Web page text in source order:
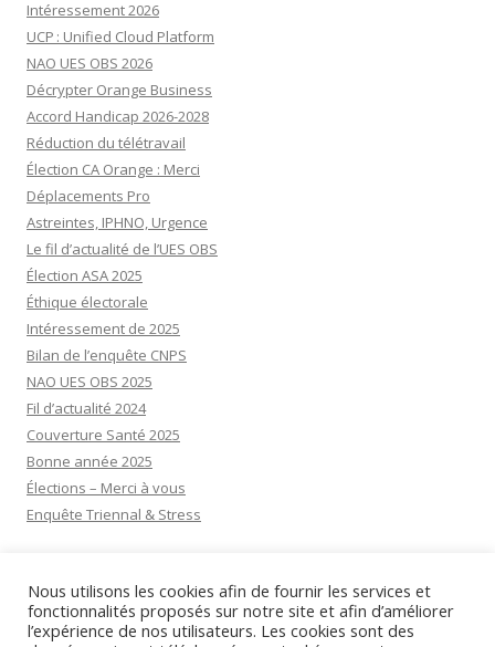
Intéressement 2026
UCP : Unified Cloud Platform
NAO UES OBS 2026
Décrypter Orange Business
Accord Handicap 2026-2028
Réduction du télétravail
Élection CA Orange : Merci
Déplacements Pro
Astreintes, IPHNO, Urgence
Le fil d’actualité de l’UES OBS
Élection ASA 2025
Éthique électorale
Intéressement de 2025
Bilan de l’enquête CNPS
NAO UES OBS 2025
Fil d’actualité 2024
Couverture Santé 2025
Bonne année 2025
Élections – Merci à vous
Enquête Triennal & Stress
Visiteurs d’hier: 20
Nous utilisons les cookies afin de fournir les services et
fonctionnalités proposés sur notre site et afin d’améliorer
l’expérience de nos utilisateurs. Les cookies sont des